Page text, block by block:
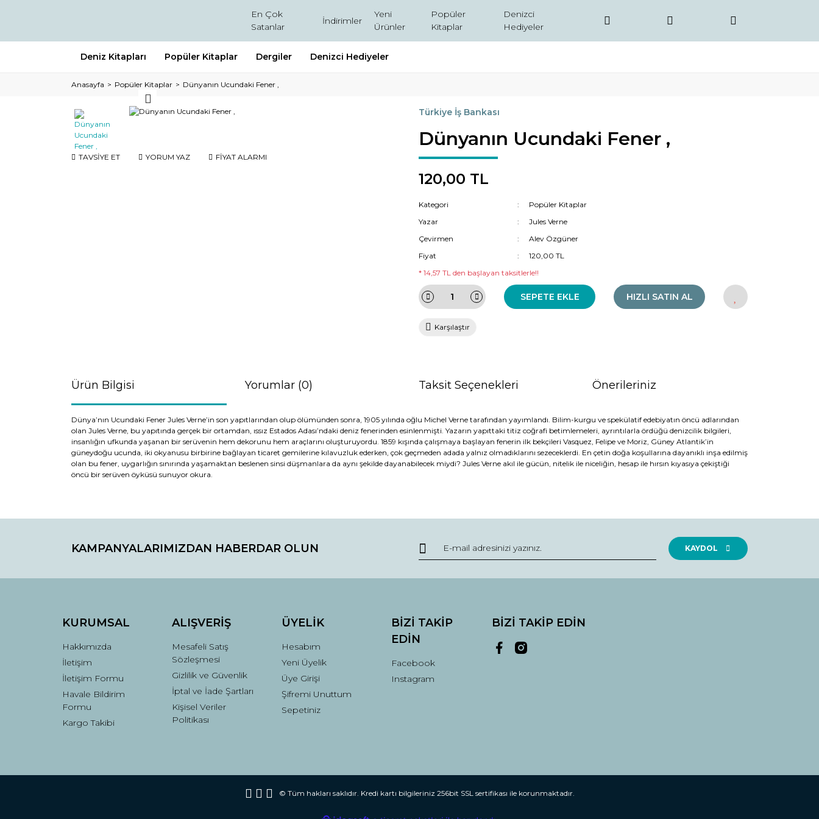
En Çok
Satanlar
İndirimler
Yeni
Ürünler
Popüler
Kitaplar
Denizci
Hediyeler
Deniz Kitapları Popüler Kitaplar Dergiler Denizci Hediyeler
Anasayfa Popüler Kitaplar Dünyanın Ucundaki Fener ,
TAVSİYE ET YORUM YAZ FİYAT ALARMI
Türkiye İş Bankası
Dünyanın Ucundaki Fener ,
120,00 TL
Kategori
Popüler Kitaplar
Yazar
Jules Verne
Çevirmen
Alev Özgüner
Fiyat
120,00 TL
* 14,57 TL den başlayan taksitlerle!!
SEPETE EKLE HIZLI SATIN AL
Karşılaştır
Ürün Bilgisi Yorumlar (0) Taksit Seçenekleri Önerileriniz
Dünya’nın Ucundaki Fener Jules Verne’in son yapıtlarından olup ölümünden sonra, 1905 yılında oğlu Michel Verne tarafından yayımlandı. Bilim-kurgu ve spekülatif edebiyatın öncü adlarından
olan Jules Verne, bu yapıtında gerçek bir ortamdan, ıssız Estados Adası’ndaki deniz fenerinden esinlenmişti. Yazarın yapıttaki titiz coğrafi betimlemeleri, ayrıntılarla ördüğü denizcilik bilgileri,
insanlığın ufkunda yaşanan bir serüvenin hem dekorunu hem araçlarını oluşturuyordu. 1859 kışında çalışmaya başlayan fenerin ilk bekçileri Vasquez, Felipe ve Moriz, Güney Atlantik’in
güneydoğu ucunda, iki okyanusu birbirine bağlayan ticaret gemilerine kılavuzluk ederken, çok geçmeden adada yalnız olmadıklarını sezeceklerdi. En çetin doğa koşullarına dayanıklı inşa edilmiş
olan bu fener, uygarlığın sınırında yaşamaktan beslenen sinsi düşmanlara da aynı şekilde dayanabilecek miydi? Jules Verne akıl ile gücün, nitelik ile niceliğin, hesap ile hırsın kıyasıya çekiştiği
öncü bir serüven öyküsü sunuyor okura.
Yorum Yaz
Görüş ve önerileriniz için teşekkür ederiz.
Ürün resmi kalitesiz, bozuk veya görüntülenemiyor.
Bu ürüne benzer farklı alternatifler olmalı.
KAMPANYALARIMIZDAN HABERDAR OLUN KAYDOL
KURUMSAL
Hakkımızda
İletişim
İletişim Formu
Havale Bildirim
Formu
Kargo Takibi
ALIŞVERİŞ
Mesafeli Satış
Sözleşmesi
Gizlilik ve Güvenlik
İptal ve İade Şartları
Kişisel Veriler
Politikası
ÜYELİK
Hesabım
Yeni Üyelik
Üye Girişi
Şifremi Unuttum
Sepetiniz
BİZİ TAKİP
EDİN
Facebook
Instagram
BİZİ TAKİP EDİN
© Tüm hakları saklıdır. Kredi kartı bilgileriniz 256bit SSL sertifikası ile korunmaktadır.